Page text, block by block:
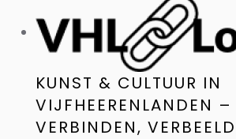
KUNST & CULTUUR IN
VIJFHEERENLANDEN –
VERBINDEN,